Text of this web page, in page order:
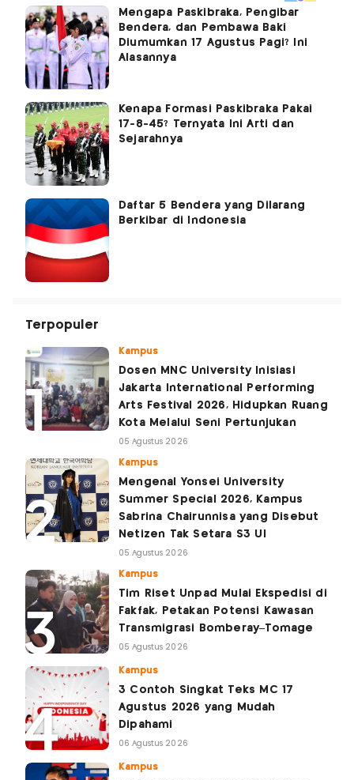
Mengapa Paskibraka, Pengibar
Bendera, dan Pembawa Baki
Diumumkan 17 Agustus Pagi? Ini
Alasannya
Kenapa Formasi Paskibraka Pakai
17-8-45? Ternyata Ini Arti dan
Sejarahnya
Daftar 5 Bendera yang Dilarang
Berkibar di Indonesia
Terpopuler
Kampus
Dosen MNC University Inisiasi
Jakarta International Performing
Arts Festival 2026, Hidupkan Ruang
Kota Melalui Seni Pertunjukan
05 Agustus 2026
Kampus
Mengenal Yonsei University
Summer Special 2026, Kampus
Sabrina Chairunnisa yang Disebut
Netizen Tak Setara S3 UI
05 Agustus 2026
Kampus
Tim Riset Unpad Mulai Ekspedisi di
Fakfak, Petakan Potensi Kawasan
Transmigrasi Bomberay–Tomage
05 Agustus 2026
Kampus
3 Contoh Singkat Teks MC 17
Agustus 2026 yang Mudah
Dipahami
06 Agustus 2026
Kampus